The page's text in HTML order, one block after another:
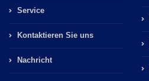
Service
Kontaktieren Sie uns
Nachricht